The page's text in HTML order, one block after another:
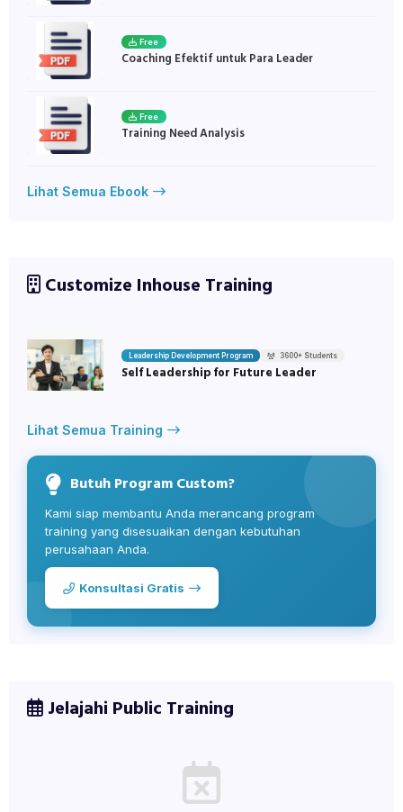
Free
Coaching Efektif untuk Para Leader
Free
Training Need Analysis
Lihat Semua Ebook
Customize Inhouse Training
Leadership Development Program 3600+ Students
Self Leadership for Future Leader
Lihat Semua Training
Butuh Program Custom?
Kami siap membantu Anda merancang program
training yang disesuaikan dengan kebutuhan
perusahaan Anda.
Konsultasi Gratis
Jelajahi Public Training